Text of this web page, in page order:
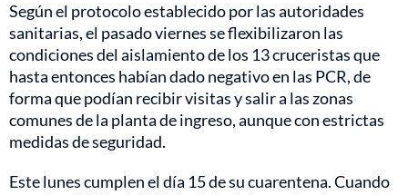
Según el protocolo establecido por las autoridades
sanitarias, el pasado viernes se flexibilizaron las
condiciones del aislamiento de los 13 cruceristas que
hasta entonces habían dado negativo en las PCR, de
forma que podían recibir visitas y salir a las zonas
comunes de la planta de ingreso, aunque con estrictas
medidas de seguridad.
Este lunes cumplen el día 15 de su cuarentena. Cuando